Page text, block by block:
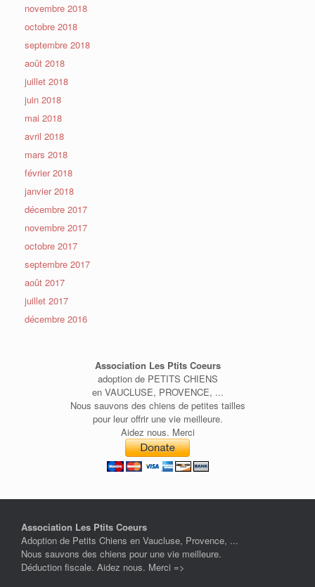
novembre 2018
octobre 2018
septembre 2018
août 2018
juillet 2018
juin 2018
mai 2018
avril 2018
mars 2018
février 2018
janvier 2018
décembre 2017
novembre 2017
octobre 2017
septembre 2017
août 2017
juillet 2017
décembre 2016
Association Les Ptits Coeurs
adoption de PETITS CHIENS
en VAUCLUSE, PROVENCE, ...
Nous sauvons des chiens de petites tailles
pour leur offrir une vie meilleure.
Aidez nous. Merci
Association Les Ptits Coeurs
Adoption de Petits Chiens en Vaucluse, Provence, ...
Nous sauvons des chiens pour une vie meilleure.
Déduction fiscale. Aidez nous. Merci =>